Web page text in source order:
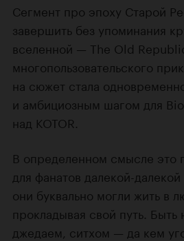
Сегмент про эпоху Старой
завершить без упоминания
вселенной — The Old
многопользовательского
на сюжет стала
и амбициозным шагом для
над KOTOR.
В определенном смысле это
для фанатов далекой-далекой
они буквально могли жить в
прокладывая свой путь. Быть
джедаем, ситхом — да кем